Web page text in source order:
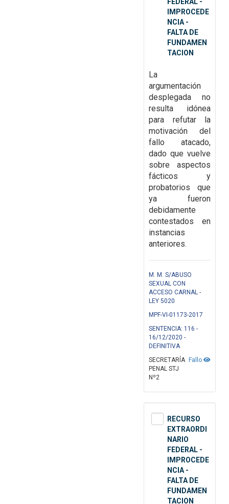
FEDERAL -
IMPROCEDE
NCIA -
FALTA DE
FUNDAMEN
TACION
La
argumentación
desplegada no
resulta idónea
para refutar la
motivación del
fallo atacado,
dado que vuelve
sobre aspectos
fácticos y
probatorios que
ya fueron
debidamente
contestados en
instancias
anteriores.
M. M. S/ABUSO
SEXUAL CON
ACCESO CARNAL -
LEY 5020
MPF-VI-01173-2017
SENTENCIA: 116 -
16/12/2020 -
DEFINITIVA
Fallo
SECRETARÍA
PENAL STJ
Nº2
RECURSO
EXTRAORDI
NARIO
FEDERAL -
IMPROCEDE
NCIA -
FALTA DE
FUNDAMEN
TACION